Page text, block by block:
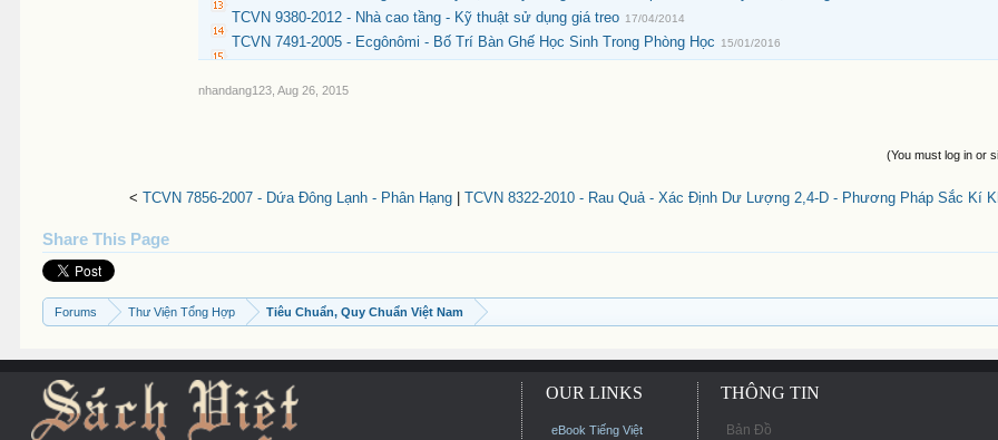
TCVN 9380-2012 - Nhà cao tầng - Kỹ thuật sử dụng giá treo 17/04/2014
TCVN 7491-2005 - Ecgônômi - Bố Trí Bàn Ghế Học Sinh Trong Phòng Học 15/01/2016
nhandang123 Aug 26, 2015
(You must log in or
< TCVN 7856-2007 - Dứa Đông Lạnh - Phân Hạng TCVN 8322-2010 - Rau Quả - Xác Định Dư Lượng 2,4-D - Phương Pháp Sắc Kí
Share This Page
Forums Thư Viện Tổng Hợp Tiêu Chuẩn, Quy Chuẩn Việt Nam
OUR LINKS
eBook Tiếng Việt
THÔNG TIN
Bản Đồ